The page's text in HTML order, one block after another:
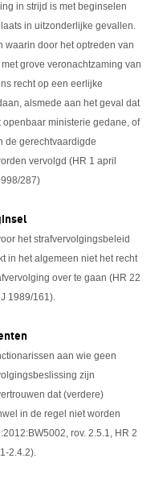
in strijd is met beginselen
in uitzonderlijke gevallen.
waarin door het optreden van
grove veronachtzaming van
recht op een eerlijke
alsmede aan het geval dat
ministerie gedane, of
de gerechtvaardigde
vervolgd (HR 1 april
287)
het strafvervolgingsbeleid
in het algemeen niet het recht
over te gaan (HR 22
1989/161).
aan wie geen
zijn
dat (verdere)
in de regel niet worden
rov. 2.5.1, HR 2
2.4.2).